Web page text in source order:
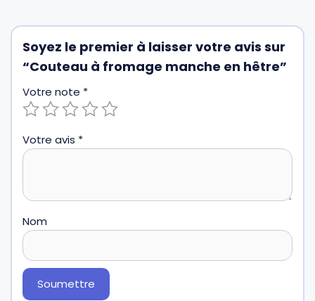
Soyez le premier à laisser votre avis sur
“Couteau à fromage manche en hêtre”
Votre note *
Votre avis *
Nom